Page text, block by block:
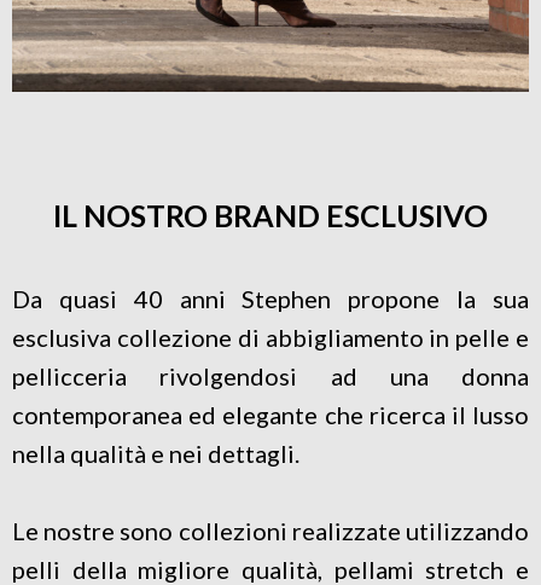
IL NOSTRO BRAND ESCLUSIVO
Da quasi 40 anni Stephen propone la sua
esclusiva collezione di abbigliamento in pelle e
pellicceria rivolgendosi ad una donna
contemporanea ed elegante che ricerca il lusso
nella qualità e nei dettagli.
Le nostre sono collezioni realizzate utilizzando
pelli della migliore qualità, pellami stretch e